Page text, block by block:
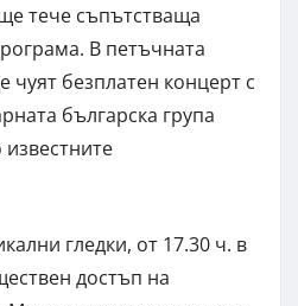
тече съпътстваща
В петъчната
безплатен концерт с
българска група
гледки, от 17.30 ч. в
достъп на